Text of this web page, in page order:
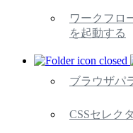
ワークフロ
を起動する
ブラウザパ
CSSセレク